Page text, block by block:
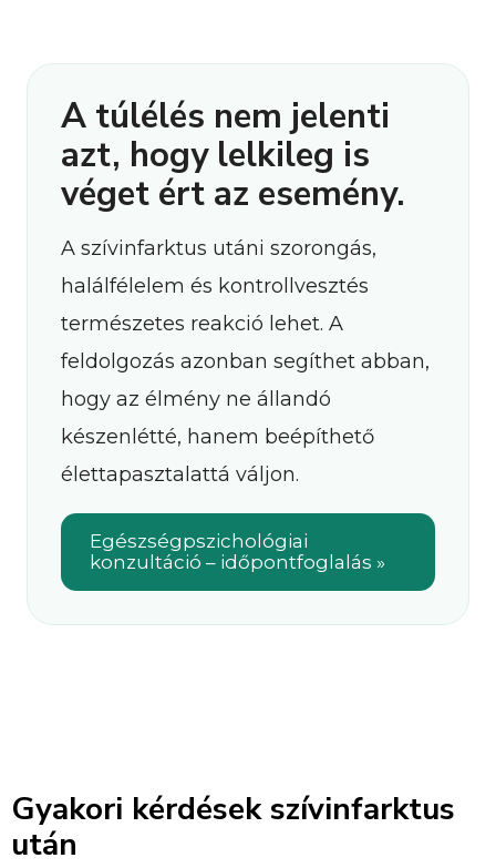
A túlélés nem jelenti
azt, hogy lelkileg is
véget ért az esemény.
A szívinfarktus utáni szorongás,
halálfélelem és kontrollvesztés
természetes reakció lehet. A
feldolgozás azonban segíthet abban,
hogy az élmény ne állandó
készenlétté, hanem beépíthető
élettapasztalattá váljon.
Egészségpszichológiai
konzultáció – időpontfoglalás »
Gyakori kérdések szívinfarktus
után